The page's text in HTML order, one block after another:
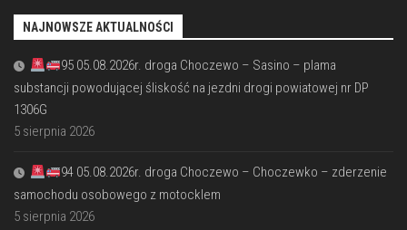
NAJNOWSZE AKTUALNOŚCI
95 05.08.2026r. droga Choczewo – Sasino – plama
substancji powodującej śliskość na jezdni drogi powiatowej nr DP
1306G
5 sierpnia 2026
94 05.08.2026r. droga Choczewo – Choczewko – zderzenie
samochodu osobowego z motocklem
5 sierpnia 2026